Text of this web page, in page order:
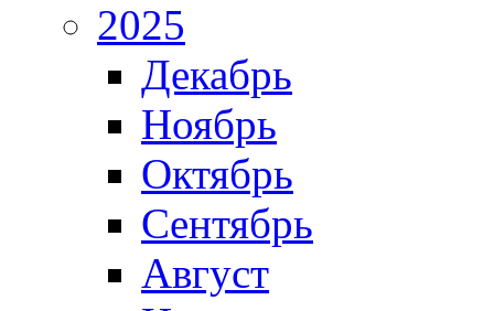
2025
Декабрь
Ноябрь
Октябрь
Сентябрь
Август